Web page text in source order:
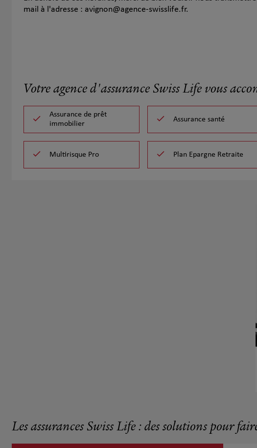
mail à l'adresse : avignon@agence-swisslife.fr.
Votre agence d'assurance Swiss Life vous
Assurance de prêt
immobilier
Assurance santé
Multirisque Pro Plan Epargne Retraite
Les assurances Swiss Life : des solutions pour